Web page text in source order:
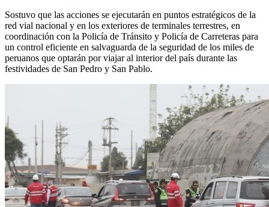
Sostuvo que las acciones se ejecutarán en puntos estratégicos de la
red vial nacional y en los exteriores de terminales terrestres, en
coordinación con la Policía de Tránsito y Policía de Carreteras para
un control eficiente en salvaguarda de la seguridad de los miles de
peruanos que optarán por viajar al interior del país durante las
festividades de San Pedro y San Pablo.